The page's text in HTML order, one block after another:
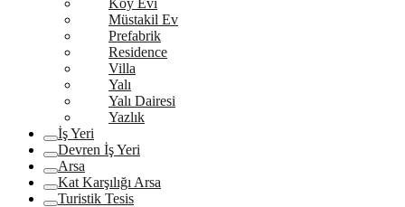
Köy Evi
Müstakil Ev
Prefabrik
Residence
Villa
Yalı
Yalı Dairesi
Yazlık
İş Yeri
Devren İş Yeri
Arsa
Kat Karşılığı Arsa
Turistik Tesis